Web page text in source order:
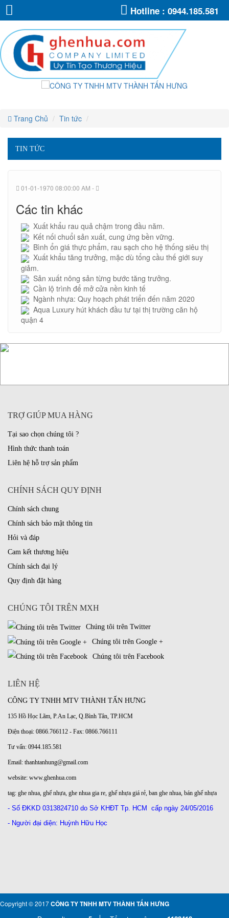
CÔNG
TY
TNHH
MTV
THÀNH
TẤN
HƯNG
CÔNG
TY
TNHH
MTV
THÀNH
HƯNG
CÔNG
TY
TNHH
MTV
THÀNH
TẤN
CÔNG
TY
TNHH
MTV
THÀNH
TẤN
HƯNG
CÔNG
TNHH
THÀNH
TẤN
HƯNG
CÔNG
TNHH
MTV
THÀNH
TẤN
HƯNG
Hotline : 0944.185.581
Trang Chủ Tin tức
TIN TỨC
01-01-1970 08:00:00 AM -
Các tin khác
Xuất khẩu rau quả chậm trong đầu năm.
Kết nối chuổi sản xuất, cung ứng bền vững.
Bình ổn giá thực phẩm, rau sạch cho hệ thống siêu thị
Xuất khẩu tăng trưởng, mặc dù tổng cầu thế giới suy
giảm.
Sản xuất nông sản từng bước tăng trưởng.
Cần lộ trình để mở cửa nền kinh tế
Ngành nhựa: Quy hoạch phát triển đến năm 2020
Aqua Luxury hút khách đầu tư tại thị trường căn hộ
quận 4
TRỢ GIÚP MUA HÀNG
Tại sao chọn chúng tôi ?
Hình thức thanh toán
Liên hệ hỗ trợ sản phẩm
CHÍNH SÁCH QUY ĐỊNH
Chính sách chung
Chính sách bảo mật thông tin
Hỏi và đáp
Cam kết thương hiệu
Chính sách đại lý
Quy định đặt hàng
CHÚNG TÔI TRÊN MXH
Chúng tôi trên Twitter
Chúng tôi trên Google +
Chúng tôi trên Facebook
LIÊN HỆ
CÔNG TY TNHH MTV THÀNH TẤN HƯNG
135 Hồ Học Lãm, P.An Lạc, Q.Bình Tân, TP.HCM
Điện thoại: 0866.766112 - Fax: 0866.766111
Tư vấn: 0944.185.581
Email: thanhtanhung@gmail.com
website: www.ghenhua.com
tag: ghe nhua, ghế nhựa, ghe nhua gia re, ghế nhựa giá rẻ, ban ghe nhua, bán ghế nhựa
- Số ĐKKD 0313824710 do Sở KHĐT Tp. HCM
cấp ngày 24/05/2016
- Người đại diện: Huỳnh Hữu Học
Copyright © 2017CÔNG TY TNHH MTV THÀNH TẤN HƯNG